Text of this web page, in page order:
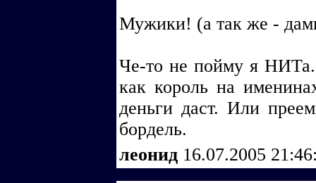
Мужики! (а так же -
Че-то не пойму я НИТа.
как король на
деньги даст. Или
бордель.
леонид 16.07.2005